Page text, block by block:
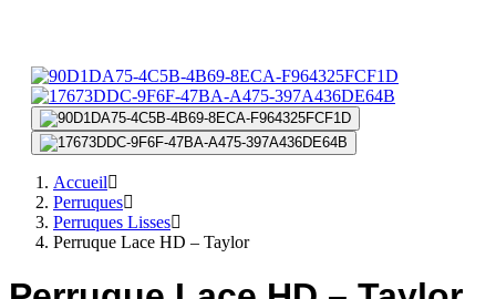
Accueil
Perruques
Perruques Lisses
Perruque Lace HD – Taylor